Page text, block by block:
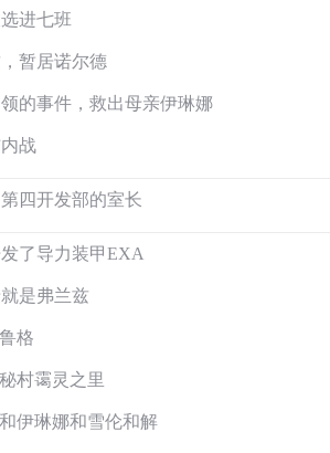
进七班
暂居诺尔德
的事件，救出母亲伊琳娜
战
四开发部的室长
了导力装甲EXA
是弗兰兹
格
村霭灵之里
伊琳娜和雪伦和解